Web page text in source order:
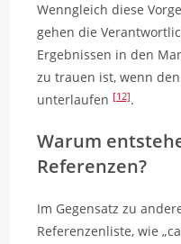
Wenngleich diese
gehen die
Ergebnissen in den
zu trauen ist, wenn
unterlaufen[12].
Warum
Referenzen?
Im Gegensatz zu
Referenzenliste, wie